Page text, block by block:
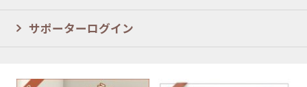
サポーターログイン